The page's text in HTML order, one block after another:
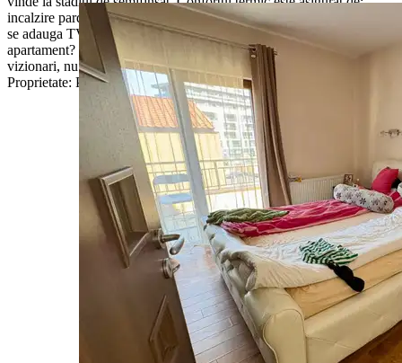
incalzire pardoseala, imobilul fiind izolat pe exterior. La pretul afisat
se adauga TVA de 21%. Vrei sa devii noul proprietar al acestui
apartament? Pentru mai multe informatii sau programarea unei
vizionari, nu ezita sa ne contactezi! Garantam castigul reciproc! [ ID
Proprietate: P11933 ]